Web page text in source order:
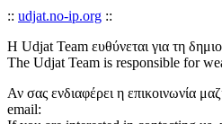
:: udjat.no-ip.org ::
Η Udjat Team ευθύνεται για τη
The Udjat Team is responsible for
Αν σας ενδιαφέρει η επικοινωνία
email: